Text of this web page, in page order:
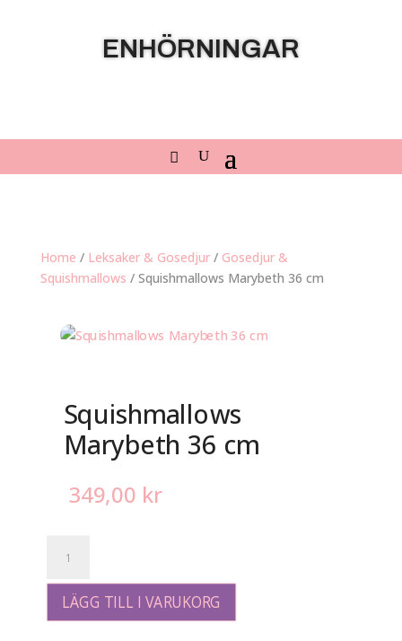
ENHÖRNINGAR
Home / Leksaker & Gosedjur/ Gosedjur &
Squishmallows / Squishmallows Marybeth 36 cm
Squishmallows
Marybeth 36 cm
349,00 kr
Marybeth
36
mängd
LÄGG TILL I VARUKORG